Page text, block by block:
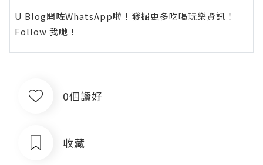
U Blog開咗WhatsApp啦！發掘更多吃喝玩樂資訊！
Follow 我哋 ！
0個讚好
收藏